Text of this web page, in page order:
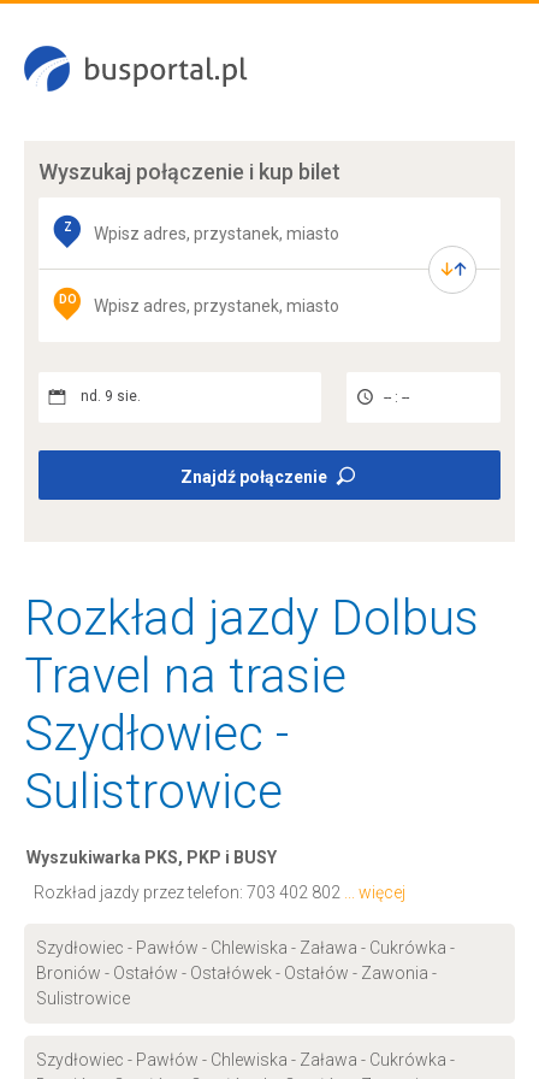
Wyszukaj połączenie i kup bilet
Z
DO
nd. 9 sie. -- : --
Znajdź połączenie
Rozkład jazdy Dolbus
Travel na trasie
Szydłowiec -
Sulistrowice
Wyszukiwarka PKS, PKP i BUSY
Rozkład jazdy przez telefon: 703 402 802 ... więcej
Szydłowiec - Pawłów - Chlewiska - Zaława - Cukrówka -
Broniów - Ostałów - Ostałówek - Ostałów - Zawonia -
Sulistrowice
Szydłowiec - Pawłów - Chlewiska - Zaława - Cukrówka -